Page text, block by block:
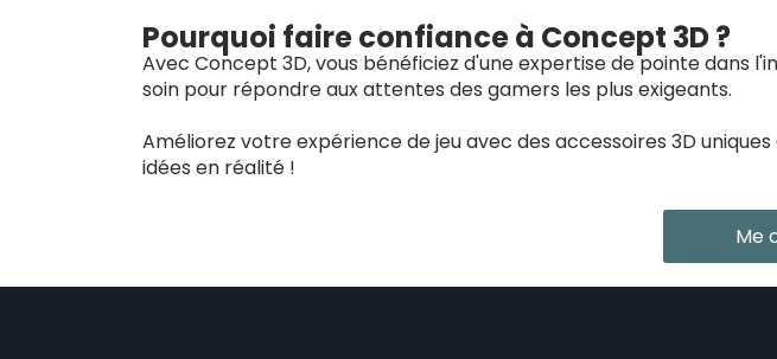
Pourquoi faire confiance à Concept 3D ?
Avec Concept 3D, vous bénéficiez d'une expertise de pointe dans
soin pour répondre aux attentes des gamers les plus exigeants.
Améliorez votre expérience de jeu avec des accessoires 3D
idées en réalité !
Me